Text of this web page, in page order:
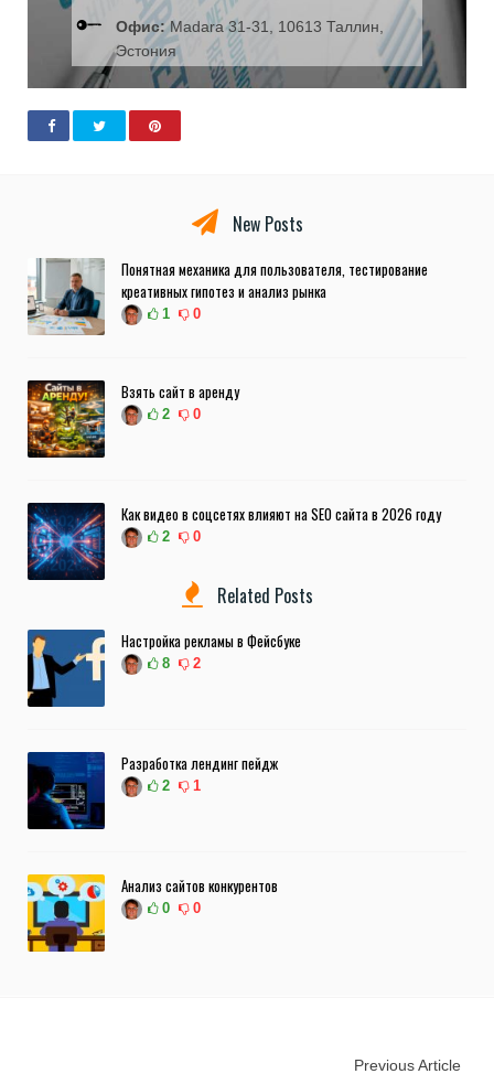
Офис:Madara 31-31, 10613 Таллин,
Эстония
New Posts
Понятная механика для пользователя, тестирование
креативных гипотез и анализ рынка
1 0
Взять сайт в аренду
2 0
Как видео в соцсетях влияют на SEO сайта в 2026 году
2 0
Related Posts
Настройка рекламы в Фейсбуке
8 2
Разработка лендинг пейдж
2 1
Анализ сайтов конкурентов
0 0
Previous Article